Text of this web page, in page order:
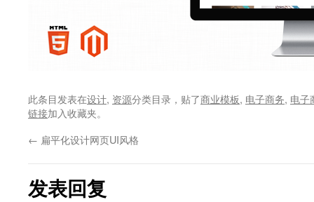
此条目发表在设计, 资源分类目录，贴了商业模板, 电子商务, 电子
链接加入收藏夹。
← 扁平化设计网页UI风格
发表回复